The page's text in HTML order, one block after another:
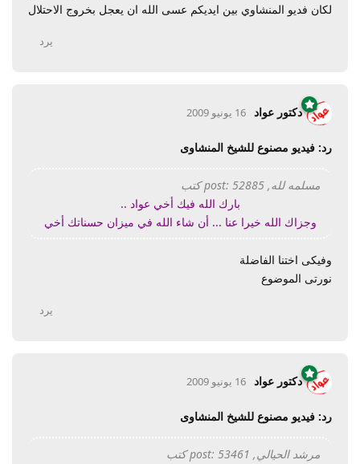
لكان فديو المنشاوي بين ايديكم عسى الله ان يعجل بخروج الاحتلال
يرد
دكتور عواد 16 يونيو 2009
رد: فيديو مصنوع للشيخ المنشاوى
مسلمه لله, post: 52885 كتب
بارك الله فيك أخي عواد ..
وجزاك الله خيرا عنا ... أن شاء الله في ميزان حسناتك أخي
وفيكى اختنا الفاضلة
نورتى الموضوع
يرد
دكتور عواد 16 يونيو 2009
رد: فيديو مصنوع للشيخ المنشاوى
مرشد الحيالي, post: 53461 كتب